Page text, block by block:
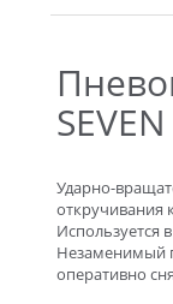
Ударно-
откручивания
Используется
Незаменимый
оперативно